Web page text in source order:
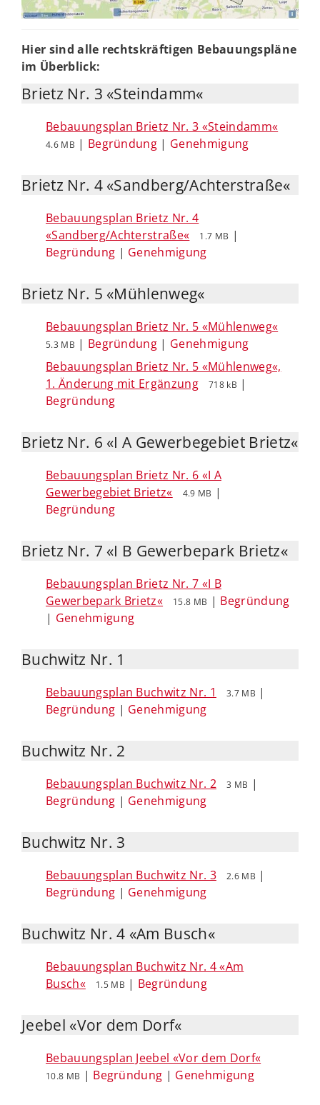
Hier sind alle rechtskräftigen Bebauungspläne
im Überblick:
Brietz Nr. 3 «Steindamm«
Bebauungsplan Brietz Nr. 3 «Steindamm«
4.6 MB | Begründung | Genehmigung
Brietz Nr. 4 «Sandberg/Achterstraße«
Bebauungsplan Brietz Nr. 4
«Sandberg/Achterstraße«
1.7 MB |
Begründung | Genehmigung
Brietz Nr. 5 «Mühlenweg«
Bebauungsplan Brietz Nr. 5 «Mühlenweg«
5.3 MB | Begründung | Genehmigung
Bebauungsplan Brietz Nr. 5 «Mühlenweg«,
1. Änderung mit Ergänzung
718 kB |
Begründung
Brietz Nr. 6 «I A Gewerbegebiet Brietz«
Bebauungsplan Brietz Nr. 6 «I A
Gewerbegebiet Brietz«
4.9 MB |
Begründung
Brietz Nr. 7 «I B Gewerbepark Brietz«
Bebauungsplan Brietz Nr. 7 «I B
Gewerbepark Brietz«
15.8 MB | Begründung
| Genehmigung
Buchwitz Nr. 1
Bebauungsplan Buchwitz Nr. 1 3.7 MB |
Begründung | Genehmigung
Buchwitz Nr. 2
Bebauungsplan Buchwitz Nr. 2 3 MB |
Begründung | Genehmigung
Buchwitz Nr. 3
Bebauungsplan Buchwitz Nr. 3 2.6 MB |
Begründung | Genehmigung
Buchwitz Nr. 4 «Am Busch«
Bebauungsplan Buchwitz Nr. 4 «Am
Busch«
1.5 MB | Begründung
Jeebel «Vor dem Dorf«
Bebauungsplan Jeebel «Vor dem Dorf«
10.8 MB | Begründung | Genehmigung